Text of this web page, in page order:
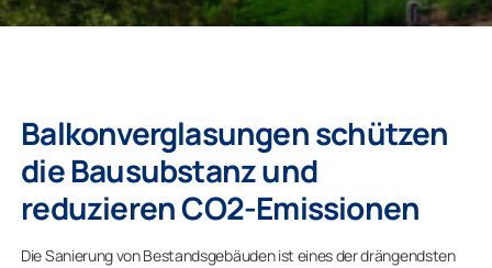
Balkonverglasungen schützen
die Bausubstanz und
reduzieren CO2-Emissionen
Die Sanierung von Bestandsgebäuden ist eines der drängendsten